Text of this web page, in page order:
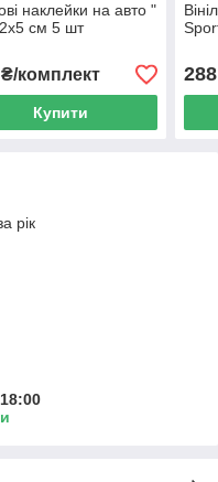
наклейки на авто "
см 5 шт
комплект
Купити
288
рік